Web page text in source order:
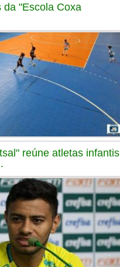
da "Escola Coxa
reúne atletas infantis